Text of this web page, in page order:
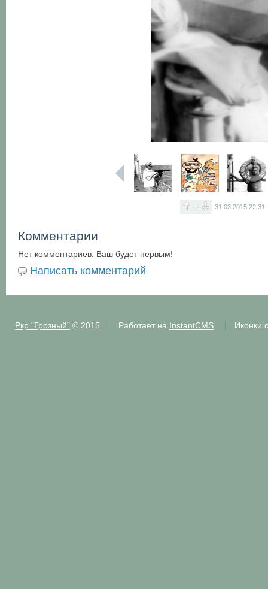
— 31.03.201522:31
Комментарии
Нет комментариев. Ваш будет первым!
Написать комментарий
Ркр "Грозный"© 2015 Работает на InstantCMS Иконки